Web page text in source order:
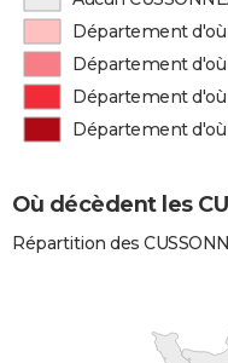
Département d'où
Département d'où
Département
Département
Où décèdent les
Répartition des